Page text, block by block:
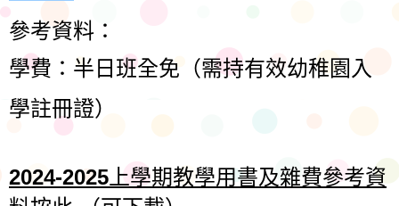
參考資料：
學費：半日班全免（需持有效幼稚園入
學註冊證）
2024-2025 上學期教學用書及雜費參考資